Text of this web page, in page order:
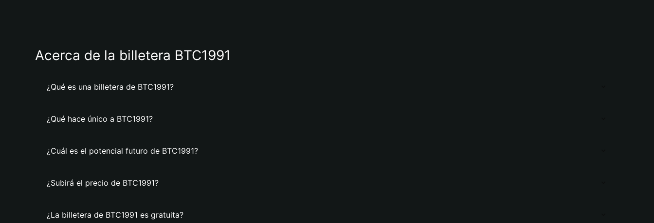
Acerca de la billetera BTC1991
¿Qué es una billetera de BTC1991?
¿Qué hace único a BTC1991?
¿Cuál es el potencial futuro de BTC1991?
¿Subirá el precio de BTC1991?
¿La billetera de BTC1991 es gratuita?